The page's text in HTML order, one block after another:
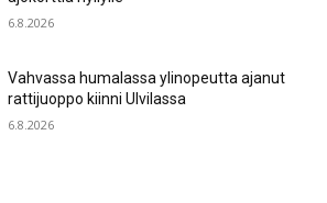
6.8.2026
Vahvassa humalassa ylinopeutta ajanut
rattijuoppo kiinni Ulvilassa
6.8.2026